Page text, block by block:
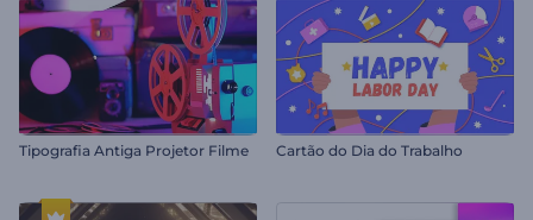
Tipografia Antiga Projetor Filme Cartão do Dia do Trabalho